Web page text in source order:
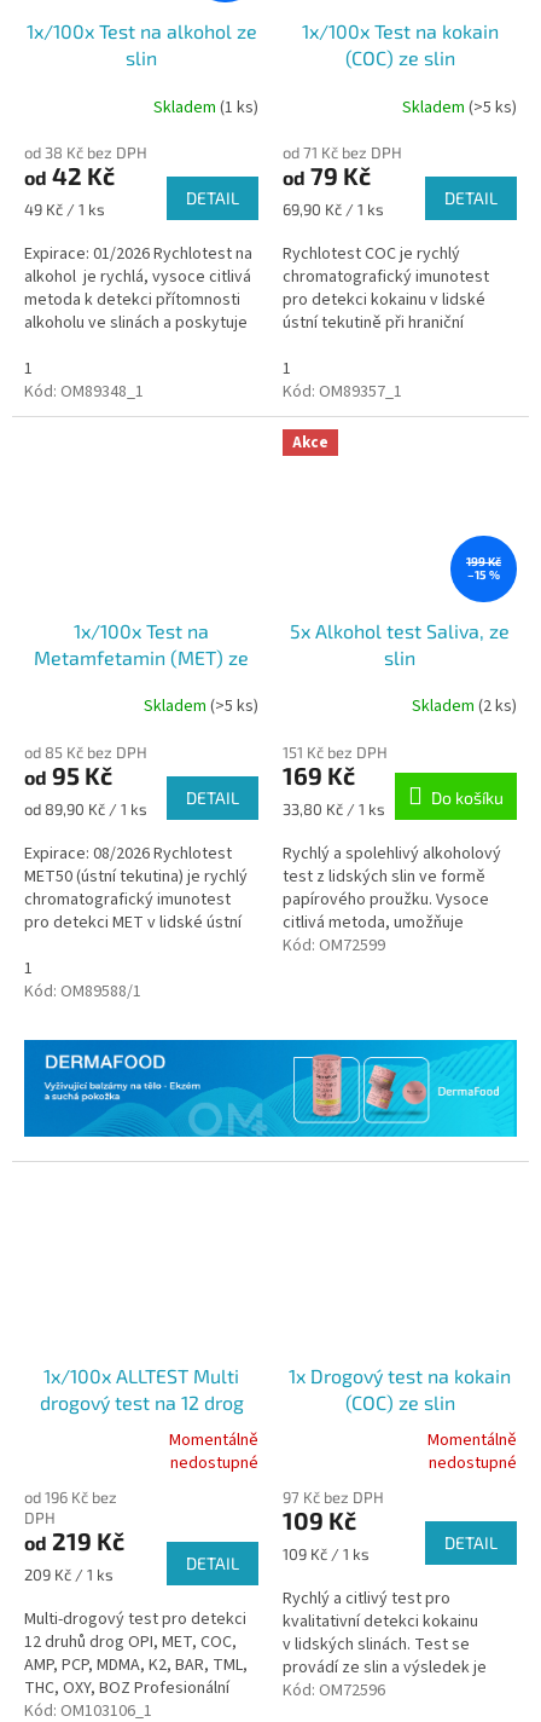
1x/100x Test na alkohol ze
slin
Skladem (1 ks)
od 38 Kč bez DPH
od 42 Kč
Měrná
49 Kč / 1 ks
DETAIL
Expirace: 01/2026 Rychlotest na
alkohol je rychlá, vysoce citlivá
metoda k detekci přítomnosti
alkoholu ve slinách a poskytuje
koncentrace alkoholu v...
1
Kód: OM89348_1
1x/100x Test na kokain
(COC) ze slin
produktu
je
5,0
5
hvězdiček.
Skladem(>5 ks)
od 71 Kč bez DPH
od 79 Kč
Měrná
69,90 Kč / 1 ks
DETAIL
Rychlotest COC je rychlý
chromatografický imunotest
pro detekci kokainu v lidské
ústní tekutině při hraniční
profesionální využití
1
Kód: OM89357_1
1x/100x Test na
Metamfetamin (MET) ze
produktu
je
5,0
z
5
hvězdiček.
Skladem(>5 ks)
od 85 Kč bez DPH
od 95 Kč
Měrná
od 89,90 Kč / 1 ks
DETAIL
Expirace: 08/2026 Rychlotest
MET50 (ústní tekutina) je rychlý
chromatografický imunotest
pro detekci MET v lidské ústní
50 ng/ml. Pro...
1
Kód: OM89588/1
Akce
199 Kč
–15 %
5x Alkohol test Saliva, ze
slin
produktu
je
5,0
z
5
hvězdiček.
Skladem(2 ks)
151 Kč bez DPH
169 Kč
Měrná
33,80 Kč / 1 ks
Do košíku
Rychlý a spolehlivý alkoholový
test z lidských slin ve formě
papírového proužku. Vysoce
citlivá metoda, umožňuje
přibližný odhad relativní hladiny
Kód: OM72599
1x/100x ALLTEST Multi
drogový test na 12 drog
(OPI, MET, COC, AMP,...) ze
produktu
je
5,0
z
hvězdiček.
Momentálně
nedostupné
od 196 Kč bez
DPH
od 219 Kč
Měrná
209 Kč / 1 ks
DETAIL
Multi-drogový test pro detekci
12 druhů drog OPI, MET, COC,
AMP, PCP, MDMA, K2, BAR, TML,
THC, OXY, BOZ Profesionální
použití Výběr z variant 1ks/100
Kód: OM103106_1
1x Drogový test na kokain
(COC) ze slin
produktu
je
5,0
5
hvězdiček.
Momentálně
nedostupné
97 Kč bez DPH
109 Kč
Měrná
109 Kč / 1 ks
DETAIL
Rychlý a citlivý test pro
kvalitativní detekci kokainu
v lidských slinách. Test se
provádí ze slin a výsledek je
znám již po 10 minutách. Test je
Kód: OM72596